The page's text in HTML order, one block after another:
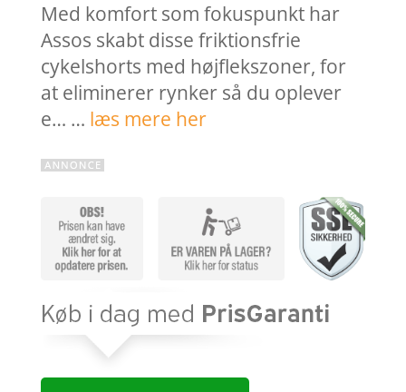
Med komfort som fokuspunkt har
Assos skabt disse friktionsfrie
cykelshorts med højflekszoner, for
at eliminerer rynker så du oplever
e… … læs mere her